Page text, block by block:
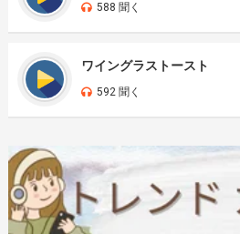
588 聞く
ワイングラストースト
592 聞く